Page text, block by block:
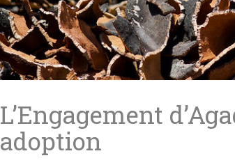
L’Engagement
adoption